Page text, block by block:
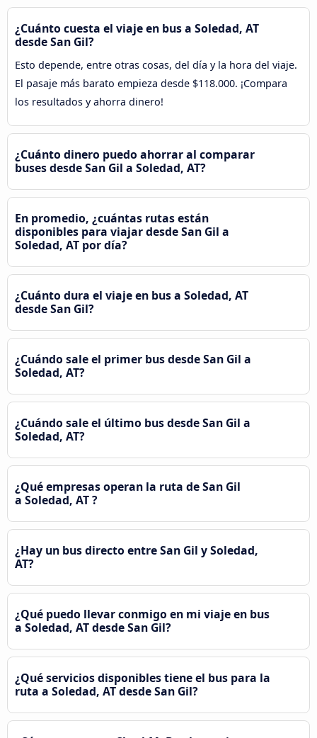
¿Cuánto cuesta el viaje en bus a Soledad, AT
desde San Gil?
Esto depende, entre otras cosas, del día y la hora del viaje.
El pasaje más barato empieza desde $118.000. ¡Compara
los resultados y ahorra dinero!
¿Cuánto dinero puedo ahorrar al comparar
buses desde San Gil a Soledad, AT?
En promedio, ¿cuántas rutas están
disponibles para viajar desde San Gil a
Soledad, AT por día?
¿Cuánto dura el viaje en bus a Soledad, AT
desde San Gil?
¿Cuándo sale el primer bus desde San Gil a
Soledad, AT?
¿Cuándo sale el último bus desde San Gil a
Soledad, AT?
¿Qué empresas operan la ruta de San Gil
a Soledad, AT ?
¿Hay un bus directo entre San Gil y Soledad,
AT?
¿Qué puedo llevar conmigo en mi viaje en bus
a Soledad, AT desde San Gil?
¿Qué servicios disponibles tiene el bus para la
ruta a Soledad, AT desde San Gil?